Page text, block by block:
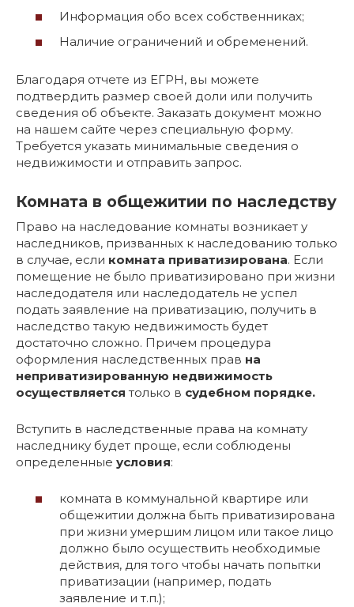
Информация обо всех собственниках;
Наличие ограничений и обременений.
Благодаря отчете из ЕГРН, вы можете
подтвердить размер своей доли или получить
сведения об объекте. Заказать документ можно
на нашем сайте через специальную форму.
Требуется указать минимальные сведения о
недвижимости и отправить запрос.
Комната в общежитии по наследству
Право на наследование комнаты возникает у
наследников, призванных к наследованию только
в случае, если комната приватизирована. Если
помещение не было приватизировано при жизни
наследодателя или наследодатель не успел
подать заявление на приватизацию, получить в
наследство такую недвижимость будет
достаточно сложно. Причем процедура
оформления наследственных прав на
неприватизированную недвижимость
осуществляется только в судебном порядке.
Вступить в наследственные права на комнату
наследнику будет проще, если соблюдены
определенные условия:
комната в коммунальной квартире или
общежитии должна быть приватизирована
при жизни умершим лицом или такое лицо
должно было осуществить необходимые
действия, для того чтобы начать попытки
приватизации (например, подать
заявление и т.п.);